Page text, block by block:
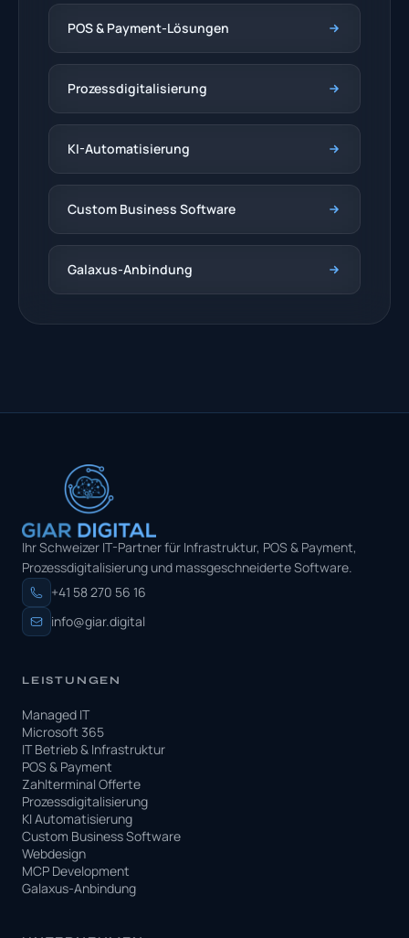
POS & Payment-Lösungen
Prozessdigitalisierung
KI-Automatisierung
Custom Business Software
Galaxus-Anbindung
Ihr Schweizer IT-Partner für Infrastruktur, POS & Payment,
Prozessdigitalisierung und massgeschneiderte Software.
+41 58 270 56 16
info@giar.digital
LEISTUNGEN
Managed IT
Microsoft 365
IT Betrieb & Infrastruktur
POS & Payment
Zahlterminal Offerte
Prozessdigitalisierung
KI Automatisierung
Custom Business Software
Webdesign
MCP Development
Galaxus-Anbindung